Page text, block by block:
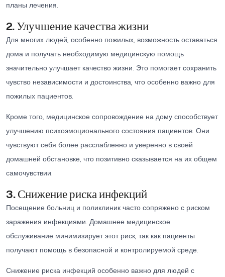
планы лечения.
2. Улучшение качества жизни
Для многих людей, особенно пожилых, возможность оставаться
дома и получать необходимую медицинскую помощь
значительно улучшает качество жизни. Это помогает сохранить
чувство независимости и достоинства, что особенно важно для
пожилых пациентов.
Кроме того, медицинское сопровождение на дому способствует
улучшению психоэмоционального состояния пациентов. Они
чувствуют себя более расслабленно и уверенно в своей
домашней обстановке, что позитивно сказывается на их общем
самочувствии.
3. Снижение риска инфекций
Посещение больниц и поликлиник часто сопряжено с риском
заражения инфекциями. Домашнее медицинское
обслуживание минимизирует этот риск, так как пациенты
получают помощь в безопасной и контролируемой среде.
Снижение риска инфекций особенно важно для людей с